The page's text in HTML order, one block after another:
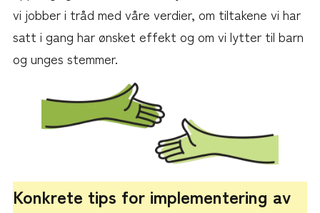
vi jobber i tråd med våre verdier, om tiltakene vi har
satt i gang har ønsket effekt og om vi lytter til barn
og unges stemmer.
Konkrete tips for implementering av